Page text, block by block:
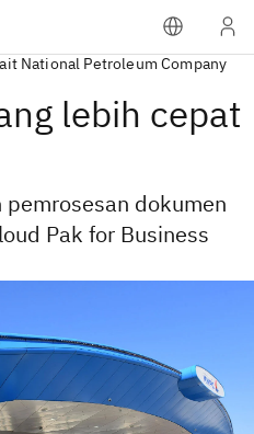
National Petroleum Company
lebih cepat
dokumen
Pak for Business